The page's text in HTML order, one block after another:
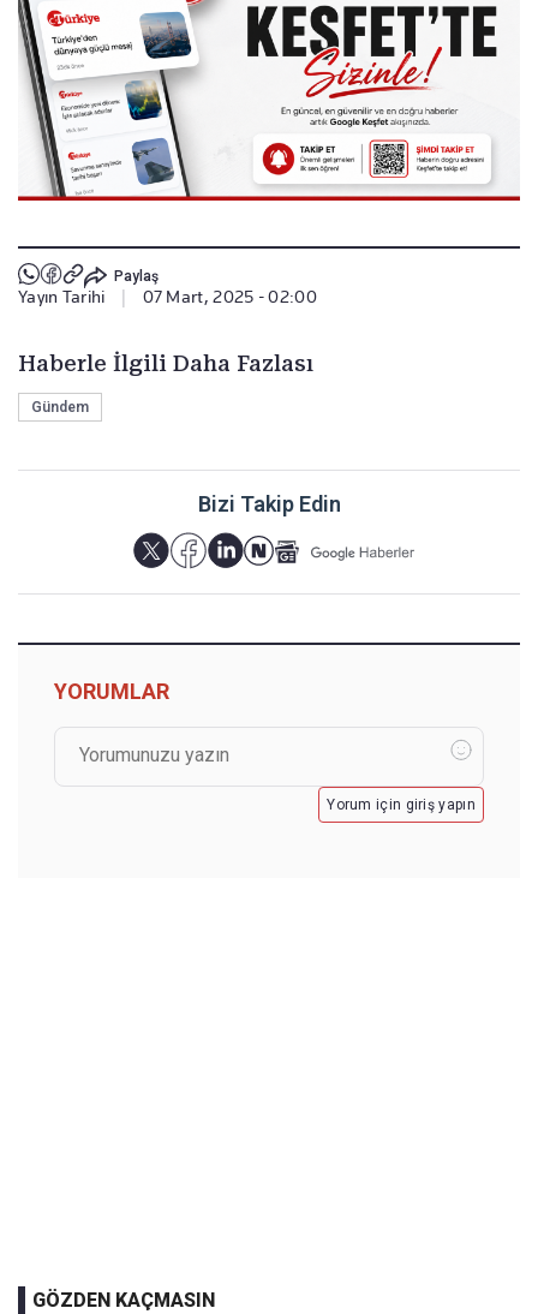
Paylaş
Yayın Tarihi 07 Mart, 2025 - 02:00
Haberle İlgili Daha Fazlası
Gündem
Bizi Takip Edin
YORUMLAR
Yorum için giriş yapın
GÖZDEN KAÇMASIN